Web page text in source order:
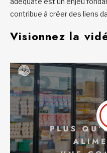
contribue à créer des liens
Visionnez la